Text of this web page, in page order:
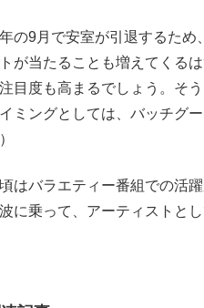
年の9月で安室が引退するた
が当たることも増えてくる
目度も高まるでしょう。そ
ミングとしては、バッチグ
はバラエティー番組での活
に乗って、アーティストと